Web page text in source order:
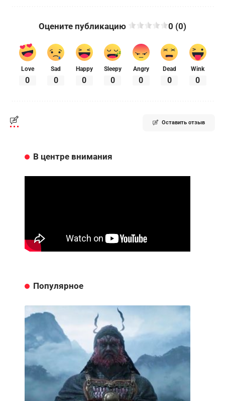
Оцените публикацию 0 (0)
Love
0
Sad
0
Happy
0
Sleepy
0
Angry
0
Dead
0
Wink
0
Оставить отзыв
В центре внимания
Популярное